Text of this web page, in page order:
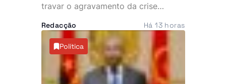
travar o agravamento da crise
manifestações anti-imigração e
ataques contra cidadãos
estrangeiros. O tema deverá dominar
a próxima cimeira da Comunidade de
Desenvolvimento da África Austral
Redacção Há 13 horas
Política